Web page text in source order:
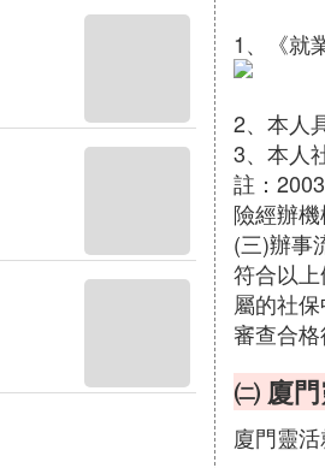
1、《就
2、本人
3、本人
註：
險經辦機
(三)辦事
符合以
屬的社
審查合
㈡ 廈
廈門靈